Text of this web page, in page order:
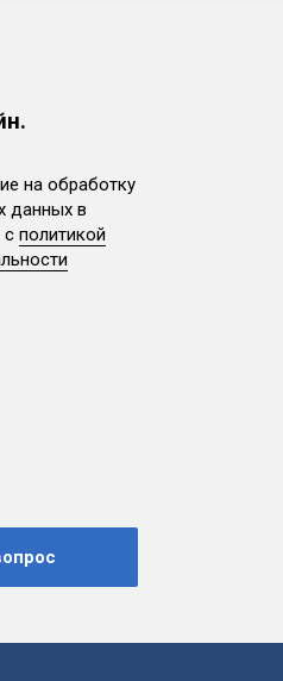
на обработку
данных в
с политикой